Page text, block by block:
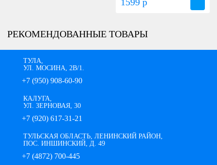
РЕКОМЕНДОВАННЫЕ ТОВАРЫ
ТУЛА,
УЛ. МОСИНА, 2В/1.
+7 (950) 908-60-90
КАЛУГА,
УЛ. ЗЕРНОВАЯ, 30
+7 (920) 617-31-21
ТУЛЬСКАЯ ОБЛАСТЬ, ЛЕНИНСКИЙ РАЙОН,
ПОС. ИНШИНСКИЙ, Д. 49
+7 (4872) 700-445